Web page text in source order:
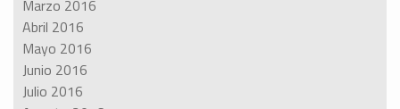
Marzo 2016
Abril 2016
Mayo 2016
Junio 2016
Julio 2016